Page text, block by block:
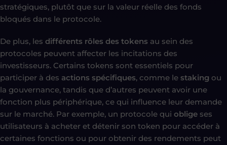
stratégiques, plutôt que sur la valeur réelle des fonds
bloqués dans le protocole.
De plus, les différents rôles des tokens au sein des
protocoles peuvent affecter les incitations des
investisseurs. Certains tokens sont essentiels pour
participer à des actions spécifiques, comme le staking ou
la gouvernance, tandis que d’autres peuvent avoir une
fonction plus périphérique, ce qui influence leur demande
sur le marché. Par exemple, un protocole qui oblige ses
utilisateurs à acheter et détenir son token pour accéder à
certaines fonctions ou pour obtenir des rendements peut